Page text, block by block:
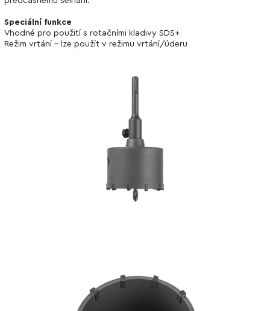
Speciální funkce
Vhodné pro použití s rotačními kladivy SDS+
Režim vrtání - lze použít v režimu vrtání/úderu